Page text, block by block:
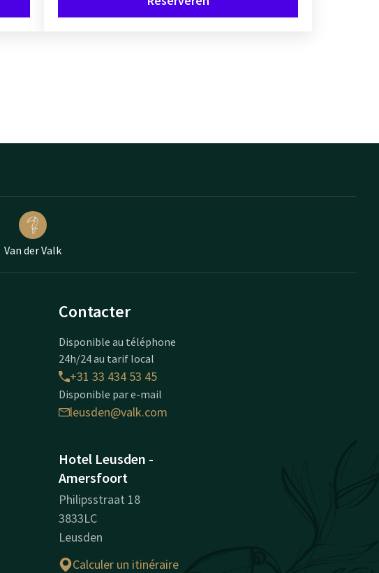
Van der Valk
Contacter
Disponible au téléphone
24h/24 au tarif local
+31 33 434 53 45
Disponible par e-mail
leusden@valk.com
Hotel Leusden -
Amersfoort
Philipsstraat 18
3833LC
Leusden
Calculer un itinéraire